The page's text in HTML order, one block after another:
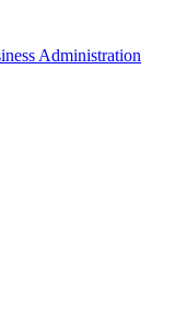
Administration